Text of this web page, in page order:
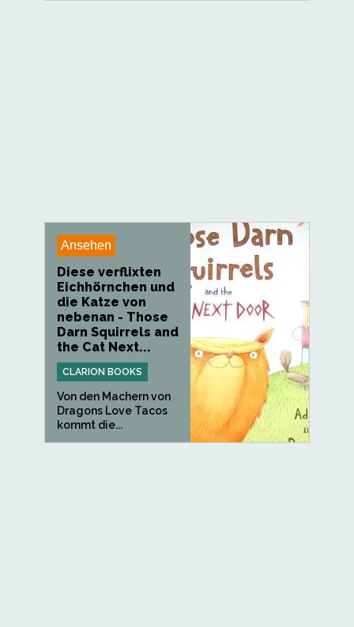
Ansehen
Diese verflixten
Eichhörnchen und
die Katze von
nebenan - Those
Darn Squirrels and
the Cat Next...
CLARION BOOKS
Von den Machern von
Dragons Love Tacos
kommt die...